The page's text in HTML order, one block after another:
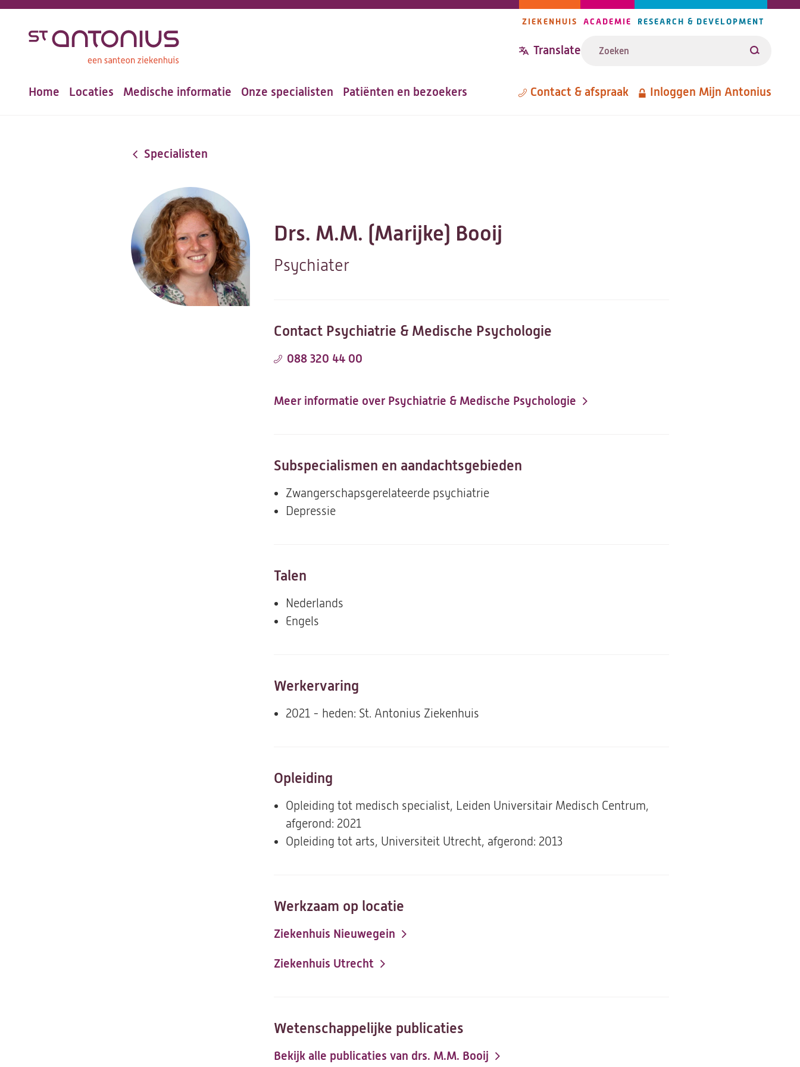
inhoud
navigatie
ZIEKENHUIS ACADEMIE RESEARCH & DEVELOPMENT
Translate Zoeken
Hoofdnavigatie
Home Locaties Medische informatie Onze specialisten Patiënten en bezoekers Metanavigatie
Contact & afspraak Inloggen Mijn Antonius
Specialisten
Drs. M.M. (Marijke) Booij
Psychiater
Contact Psychiatrie & Medische Psychologie
088 320 44 00
Meer informatie over Psychiatrie & Medische Psychologie
Subspecialismen en aandachtsgebieden
Zwangerschapsgerelateerde psychiatrie
Depressie
Talen
Nederlands
Engels
Werkervaring
2021 - heden: St. Antonius Ziekenhuis
Opleiding
Opleiding tot medisch specialist, Leiden Universitair Medisch Centrum,
afgerond: 2021
Opleiding tot arts, Universiteit Utrecht, afgerond: 2013
Werkzaam op locatie
Ziekenhuis Nieuwegein
Ziekenhuis Utrecht
Wetenschappelijke publicaties
Bekijk alle publicaties van drs. M.M. Booij